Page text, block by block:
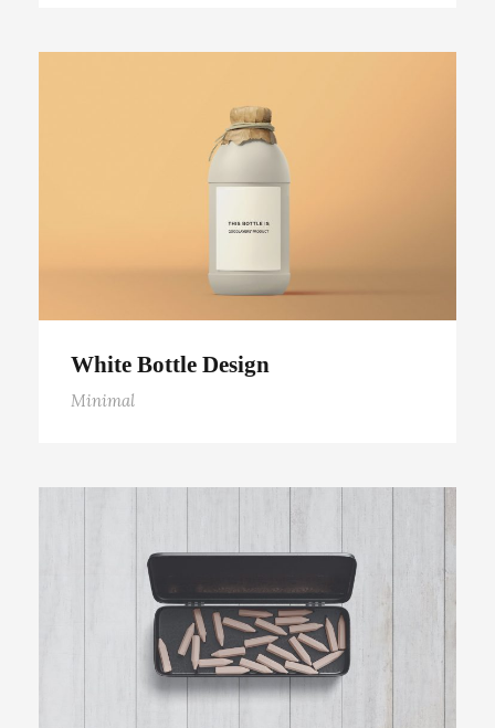
White Bottle Design
White Bottle Design
Minimal
The Pencil Box